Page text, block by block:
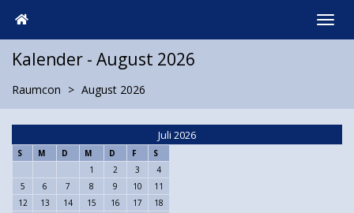
Kalender - August 2026
Raumcon August 2026
Juli 2026
S M D M D F
S
1
2 3
4
5
6 7 8 9 10
11
12
13 14 15 16 17
18